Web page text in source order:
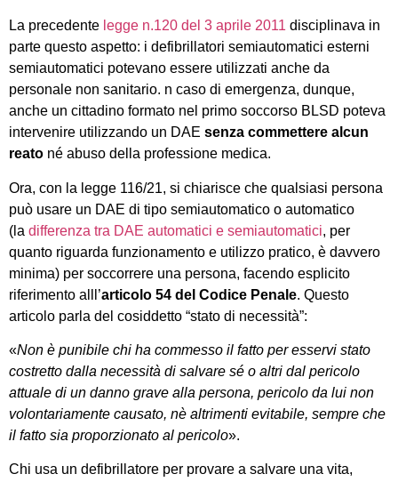
La precedente legge n.120 del 3 aprile 2011 disciplinava in
parte questo aspetto: i defibrillatori semiautomatici esterni
semiautomatici potevano essere utilizzati anche da
personale non sanitario. n caso di emergenza, dunque,
anche un cittadino formato nel primo soccorso BLSD poteva
intervenire utilizzando un DAE senza commettere alcun
reato né abuso della professione medica.
Ora, con la legge 116/21, si chiarisce che qualsiasi persona
può usare un DAE di tipo semiautomatico o automatico
(la differenza tra DAE automatici e semiautomatici, per
quanto riguarda funzionamento e utilizzo pratico, è davvero
minima) per soccorrere una persona, facendo esplicito
riferimento alll’articolo 54 del Codice Penale. Questo
articolo parla del cosiddetto “stato di necessità”:
«Non è punibile chi ha commesso il fatto per esservi stato
costretto dalla necessità di salvare sé o altri dal pericolo
attuale di un danno grave alla persona, pericolo da lui non
volontariamente causato, nè altrimenti evitabile, sempre che
il fatto sia proporzionato al pericolo».
Chi usa un defibrillatore per provare a salvare una vita,